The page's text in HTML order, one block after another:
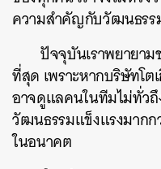
ความสำคัญกับวัฒนธรร
ปัจจุบันเราพยายา
ที่สุด เพราะหากบริษัทโต
อาจดูแลคนในทีมไม่ทั่วถึ
วัฒนธรรมแข็งแรงมาก
ในอนาคต